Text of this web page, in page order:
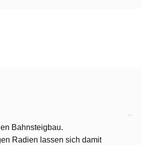
Bahnsteigbau.
Radien lassen sich damit